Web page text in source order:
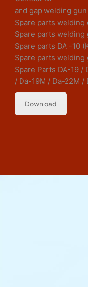
and gap welding gun
Spare parts welding
Spare parts welding
Spare parts DA -10
Spare parts welding
Spare Parts DA-19 /
/ Da-19M / Da-22M /
Download